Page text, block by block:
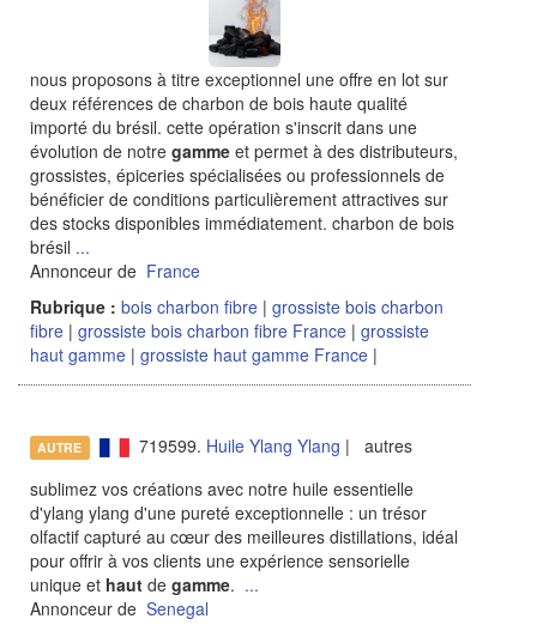
nous proposons à titre exceptionnel une offre en lot sur
deux références de charbon de bois haute qualité
importé du brésil. cette opération s'inscrit dans une
évolution de notre gamme et permet à des distributeurs,
grossistes, épiceries spécialisées ou professionnels de
bénéficier de conditions particulièrement attractives sur
des stocks disponibles immédiatement. charbon de bois
brésil ...
Annonceur de France
Rubrique : bois charbon fibre | grossiste bois charbon
fibre | grossiste bois charbon fibre France | grossiste
haut gamme | grossiste haut gamme France |
AUTRE 719599. Huile Ylang Ylang | autres
sublimez vos créations avec notre huile essentielle
d'ylang ylang d'une pureté exceptionnelle : un trésor
olfactif capturé au cœur des meilleures distillations, idéal
pour offrir à vos clients une expérience sensorielle
unique et haut de gamme. ...
Annonceur de Senegal